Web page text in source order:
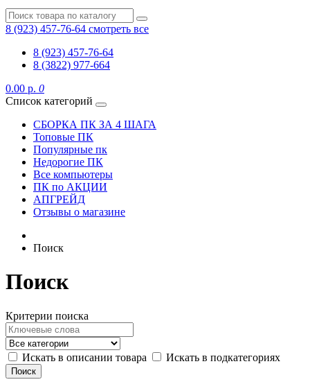
8 (923) 457-76-64 смотреть все
8 (923) 457-76-64
8 (3822) 977-664
0.00 р. 0
Список категорий
СБОРКА ПК ЗА 4 ШАГА
Топовые ПК
Популярные пк
Недорогие ПК
Все компьютеры
ПК по АКЦИИ
АПГРЕЙД
Отзывы о магазине
Поиск
Поиск
Критерии поиска
Искать в описании товара Искать в подкатегориях